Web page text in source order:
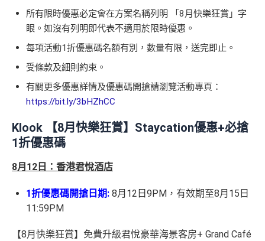
所有限時優惠必定會在方案名稱列明 「8月快樂狂賞」字
眼。如沒有列明即代表不適用於限時優惠。
每項活動1折優惠碼名額有別，數量有限，送完即止。
受條款及細則約束。
有關更多優惠詳情及優惠碼開搶請瀏覽活動專頁：
https://bit.ly/3bHZhCC
Klook 【8月快樂狂賞】Staycation優惠+必搶
1折優惠碼
8月12日：香港君悅酒店
1折優惠碼開搶日期: 8月12日9PM，有效期至8月15日
11:59PM
【8月快樂狂賞】免費升級君悅豪華海景客房+ Grand Café